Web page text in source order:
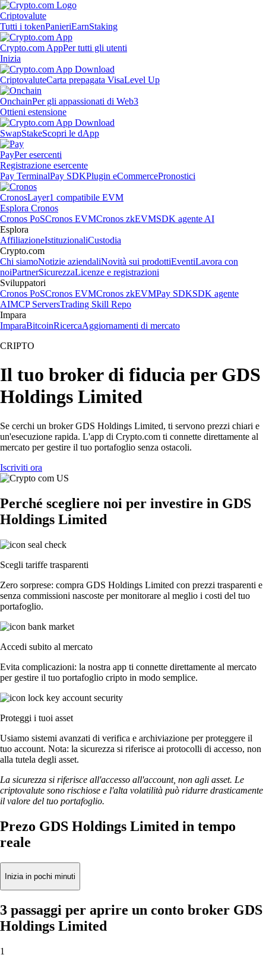
Criptovalute
Tutti i tokenPanieriEarnStaking
Crypto.com AppPer tutti gli utenti
Inizia
CriptovaluteCarta prepagata VisaLevel Up
OnchainPer gli appassionati di Web3
Ottieni estensione
SwapStakeScopri le dApp
PayPer esercenti
Registrazione esercente
Pay TerminalPay SDKPlugin eCommercePronostici
CronosLayer1 compatibile EVM
Esplora Cronos
Cronos PoSCronos EVMCronos zkEVMSDK agente AI
Esplora
AffiliazioneIstituzionaliCustodia
Crypto.com
Chi siamoNotizie aziendaliNovità sui prodottiEventiLavora con
noiPartnerSicurezzaLicenze e registrazioni
Sviluppatori
Cronos PoSCronos EVMCronos zkEVMPay SDKSDK agente
AIMCP ServersTrading Skill Repo
Impara
ImparaBitcoinRicercaAggiornamenti di mercato
CRIPTO
Il tuo broker di fiducia per GDS
Holdings Limited
Se cerchi un broker GDS Holdings Limited, ti servono prezzi chiari e
un'esecuzione rapida. L'app di Crypto.com ti connette direttamente al
mercato per gestire il tuo portafoglio senza ostacoli.
Iscriviti ora
Perché scegliere noi per investire in GDS
Holdings Limited
Scegli tariffe trasparenti
Zero sorprese: compra GDS Holdings Limited con prezzi trasparenti e
senza commissioni nascoste per monitorare al meglio i costi del tuo
portafoglio.
Accedi subito al mercato
Evita complicazioni: la nostra app ti connette direttamente al mercato
per gestire il tuo portafoglio cripto in modo semplice.
Proteggi i tuoi asset
Usiamo sistemi avanzati di verifica e archiviazione per proteggere il
tuo account. Nota: la sicurezza si riferisce ai protocolli di accesso, non
alla tutela degli asset.
La sicurezza si riferisce all'accesso all'account, non agli asset. Le
criptovalute sono rischiose e l'alta volatilità può ridurre drasticamente
il valore del tuo portafoglio.
Prezo GDS Holdings Limited in tempo
reale
Inizia in pochi minuti
3 passaggi per aprire un conto broker GDS
Holdings Limited
1